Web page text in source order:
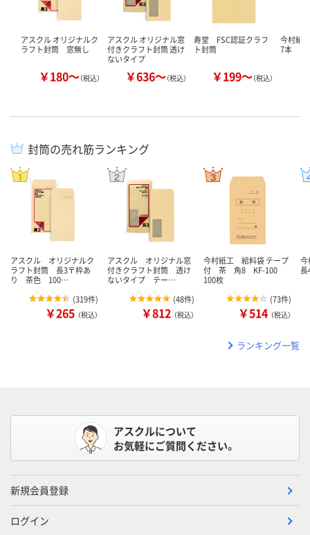
アスクル オリジナルク
ラフト封筒 窓無し
￥180～（税込）
アスクル オリジナル窓
付きクラフト封筒 透け
ないタイプ
￥636～（税込）
寿堂 FSC認証クラフ
ト封筒
￥199～（税込）
今村紙
7本
封筒の売れ筋ランキング
アスクル オリジナルク
ラフト封筒 長3〒枠あ
り 茶色 100…
(319件)
￥265 （税込）
アスクル オリジナル窓
付きクラフト封筒 透け
ないタイプ テー…
(48件)
￥812 （税込）
今村紙工 給料袋 テープ
付 茶 角8 KF-100
100枚
(73件)
￥514 （税込）
ランキング一覧
アスクルについて
お気軽にご質問ください。
新規会員登録
ログイン